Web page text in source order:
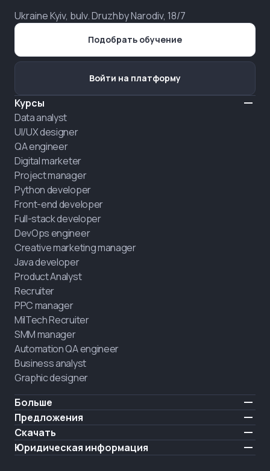
Ukraine Kyiv, bulv. Druzhby Narodiv, 18/7
Курсы
Data analyst
UI/UX designer
QA engineer
Digital marketer
Project manager
Python developer
Front-end developer
Full-stack developer
DevOps engineer
Creative marketing manager
Java developer
Product Analyst
Recruiter
PPC manager
MilTech Recruiter
SMM manager
Automation QA engineer
Business analyst
Graphic designer
Больше
Цены
Отзывы
О нас
Предложения
IT для ветеранов
Нанять выпускника
Скачать
iOS
Юридическая информация
Подобрать обучение
Войти на платформу